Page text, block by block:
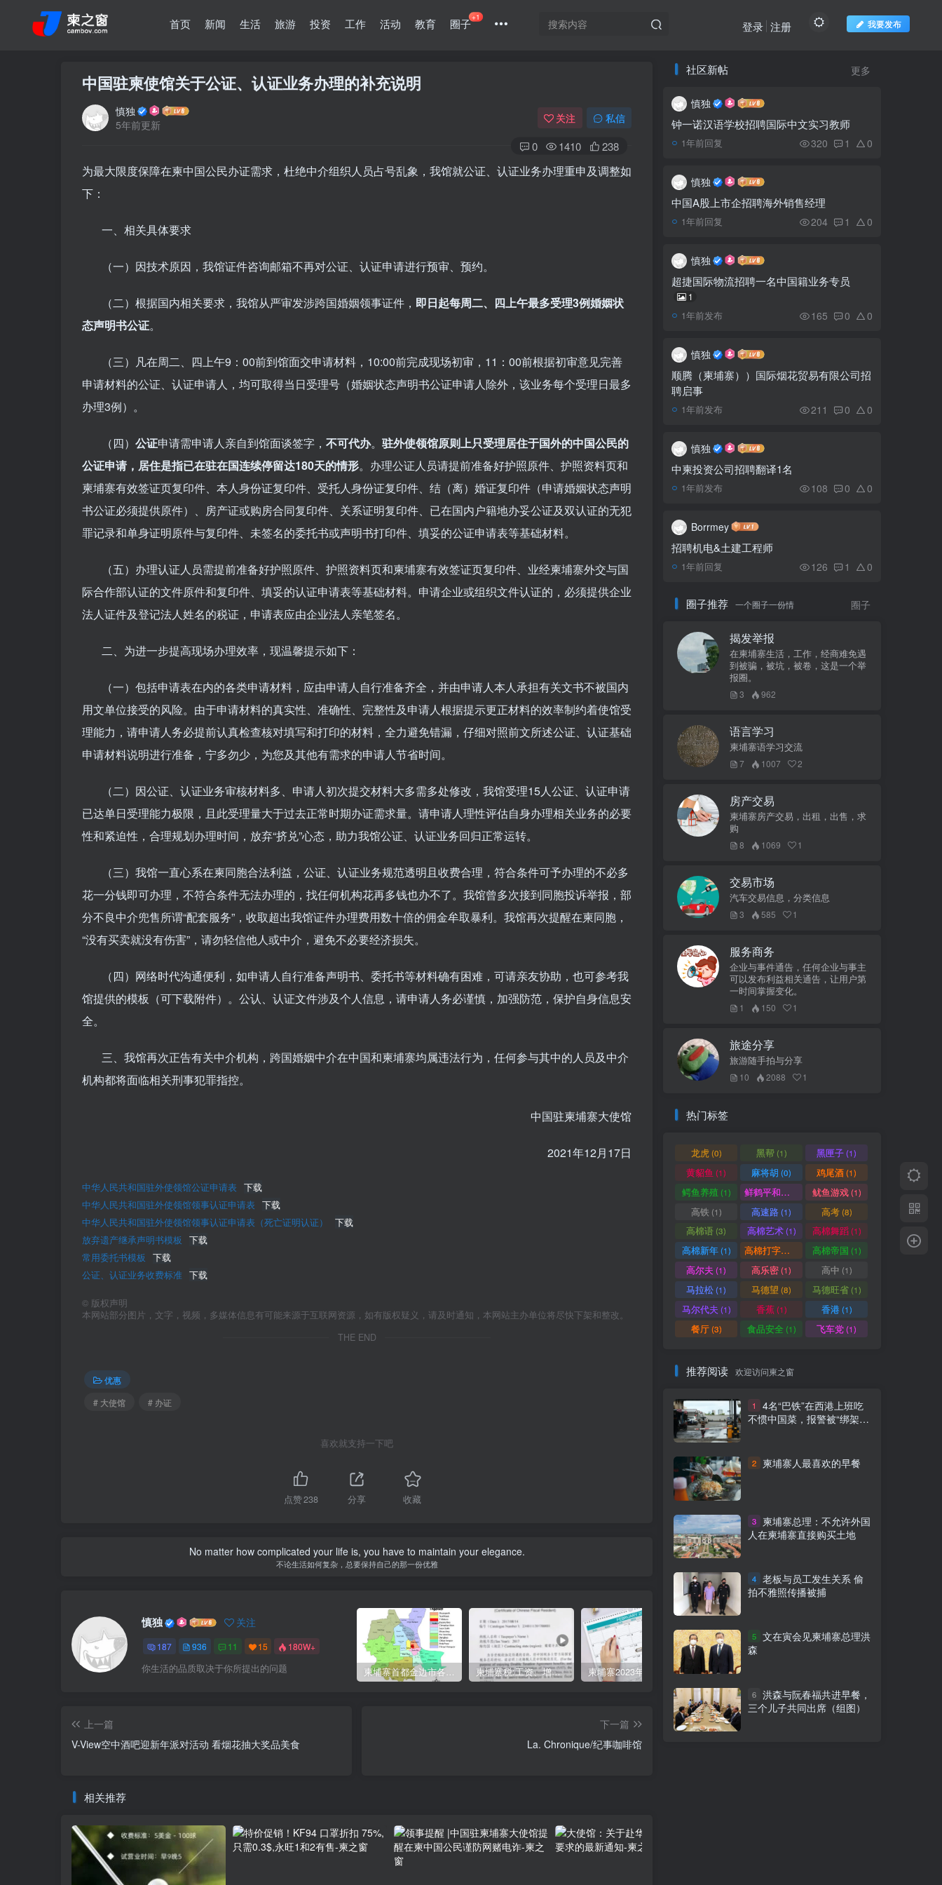
首页 新闻 生活 旅游 投资 工作 活动 教育 圈子+1
我要发布
登录 注册
中国驻柬使馆关于公证、认证业务办理的补充说明
慎独
5年前更新
关注 私信
0 1410 238
为最大限度保障在柬中国公民办证需求，杜绝中介组织人员占号乱象，我馆就公证、认证业务办理重申及调整如
下：
一、相关具体要求
（一）因技术原因，我馆证件咨询邮箱不再对公证、认证申请进行预审、预约。
（二）根据国内相关要求，我馆从严审发涉跨国婚姻领事证件， 即日起每周二、四上午最多受理3例婚姻状
态声明书公证。
（三）凡在周二、四上午9：00前到馆面交申请材料，10:00前完成现场初审，11：00前根据初审意见完善
申请材料的公证、认证申请人，均可取得当日受理号（婚姻状态声明书公证申请人除外，该业务每个受理日最多
办理3例）。
（四） 公证申请需申请人亲自到馆面谈签字， 不可代办。 驻外使领馆原则上只受理居住于国外的中国公民的
公证申请，居住是指已在驻在国连续停留达180天的情形。办理公证人员请提前准备好护照原件、护照资料页和
柬埔寨有效签证页复印件、本人身份证复印件、受托人身份证复印件、结（离）婚证复印件（申请婚姻状态声明
书公证必须提供原件）、房产证或购房合同复印件、关系证明复印件、已在国内户籍地办妥公证及双认证的无犯
罪记录和单身证明原件与复印件、未签名的委托书或声明书打印件、填妥的公证申请表等基础材料。
（五）办理认证人员需提前准备好护照原件、护照资料页和柬埔寨有效签证页复印件、业经柬埔寨外交与国
际合作部认证的文件原件和复印件、填妥的认证申请表等基础材料。申请企业或组织文件认证的，必须提供企业
法人证件及登记法人姓名的税证，申请表应由企业法人亲笔签名。
二、为进一步提高现场办理效率，现温馨提示如下：
（一）包括申请表在内的各类申请材料，应由申请人自行准备齐全，并由申请人本人承担有关文书不被国内
用文单位接受的风险。由于申请材料的真实性、准确性、完整性及申请人根据提示更正材料的效率制约着使馆受
理能力，请申请人务必提前认真检查核对填写和打印的材料，全力避免错漏，仔细对照前文所述公证、认证基础
申请材料说明进行准备，宁多勿少，为您及其他有需求的申请人节省时间。
（二）因公证、认证业务审核材料多、申请人初次提交材料大多需多处修改，我馆受理15人公证、认证申请
已达单日受理能力极限，且此受理量大于过去正常时期办证需求量。请申请人理性评估自身办理相关业务的必要
性和紧迫性，合理规划办理时间，放弃“挤兑”心态，助力我馆公证、认证业务回归正常运转。
（三）我馆一直心系在柬同胞合法利益，公证、认证业务规范透明且收费合理，符合条件可予办理的不必多
花一分钱即可办理，不符合条件无法办理的，找任何机构花再多钱也办不了。我馆曾多次接到同胞投诉举报，部
分不良中介兜售所谓“配套服务”，收取超出我馆证件办理费用数十倍的佣金牟取暴利。我馆再次提醒在柬同胞，
“没有买卖就没有伤害”，请勿轻信他人或中介，避免不必要经济损失。
（四）网络时代沟通便利，如申请人自行准备声明书、委托书等材料确有困难，可请亲友协助，也可参考我
馆提供的模板（可下载附件）。公认、认证文件涉及个人信息，请申请人务必谨慎，加强防范，保护自身信息安
全。
三、我馆再次正告有关中介机构，跨国婚姻中介在中国和柬埔寨均属违法行为，任何参与其中的人员及中介
机构都将面临相关刑事犯罪指控。
中国驻柬埔寨大使馆
2021年12月17日
中华人民共和国驻外使领馆公证申请表 下载
中华人民共和国驻外使领馆领事认证申请表 下载
中华人民共和国驻外使领馆领事认证申请表（死亡证明认证）
下载
放弃遗产继承声明书模板
下载
常用委托书模板
下载
公证、认证业务收费标准 下载
© 版权声明
本网站部分图片，文字，视频，多媒体信息有可能来源于互联网资源，如有版权疑义，请及时通知，本网站主办单位将尽快下架和整改。
THE END
优惠
# 大使馆
# 办证
喜欢就支持一下吧
点赞238 分享 收藏
No matter how complicated your life is, you have to maintain your elegance.
不论生活如何复杂，总要保持自己的那一份优雅
慎独 关注
187 936 11 15 180W+
你生活的品质取决于你所提出的问题 柬埔寨首都金边市各区与分区名称分布 柬埔寨税:工资、增值、预扣、利润、专利、产业、注册税
上一篇
V-View空中酒吧迎新年派对活动 看烟花抽大奖品美食
下一篇
La. Chronique/纪事咖啡馆
相关推荐
推荐阅读
1 4名“巴铁”在西港上班吃
不惯中国菜，报警被“绑架”
已获救
柬埔寨总理：不允许​外国
4 老板与员工发生关系 偷
森
三个儿子共同出席（组图）
社区新帖 更多
慎独
钟一诺汉语学校招聘国际中文实习教师
1年前回复 320 1 0
慎独
中国A股上市企招聘海外销售经理
1年前回复 204 1 0
慎独
超捷国际物流招聘一名中国籍业务专员
1
1年前发布 165 0 0
慎独
顺腾（柬埔寨））国际烟花贸易有限公司招
聘启事
1年前发布 211 0 0
慎独
中柬投资公司招聘翻译1名
1年前发布 108 0 0
Borrmey
招聘机电&土建工程师
1年前回复 126 1 0
圈子推荐 一个圈子一份情 圈子
揭发举报
在柬埔寨生活，工作，经商难免遇
到被骗，被坑，被卷，这是一个举
报圈。
3 962
语言学习
柬埔寨语学习交流
7 1007 2
房产交易
柬埔寨房产交易，出租，出售，求
购
8 1069 1
交易市场
汽车交易信息，分类信息
3 585 1
服务商务
企业与事件通告，任何企业与事主
可以发布利益相关通告，让用户第
一时间掌握变化。
1 150 1
旅途分享
旅游随手拍与分享
10 2088 1
热门标签
龙虎(0) 黑帮(1) 黑匣子(1)
黄貂鱼 (1) 麻将胡 (0) 鸡尾酒(1)
鳄鱼养殖 (1) 鲜鹤平和赏 鱿鱼游戏(1)
高铁(1) 高速路(1) 高考(8)
高棉语 (3) 高棉艺术(1) 高棉舞蹈(1)
高棉新年(1) 高棉打字机 高棉帝国 (1)
高尔夫 (1) 高乐密(1) 高中 (1)
马拉松(1) 马德望 (8) 马德旺省(1)
马尔代夫 (1) 香蕉(1) 香港(1)
餐厅(3) 食品安全(1) 飞车党(1)
推荐阅读 欢迎访问柬之窗
1
4名“巴铁”在西港上班吃
不惯中国菜，报警被“绑架”
2 柬埔寨人最喜欢的早餐
3
柬埔寨总理：不允许​外国
人在柬埔寨直接购买土地
4 老板与员工发生关系 偷
拍不雅照传播被捕
5 文在寅会见柬埔寨总理洪
森
6 洪森与阮春福共进早餐，
三个儿子共同出席（组图）